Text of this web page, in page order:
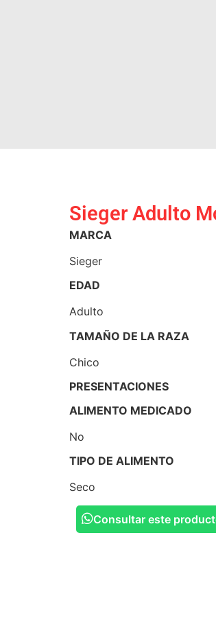
Sieger Adulto
MARCA
Sieger
EDAD
Adulto
TAMAÑO DE LA RAZA
Chico
PRESENTACIONES
ALIMENTO MEDICADO
No
TIPO DE ALIMENTO
Seco
Consultar este